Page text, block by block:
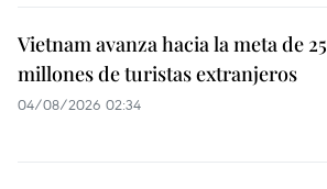
Vietnam avanza hacia la meta de 25
millones de turistas extranjeros
04/08/2026 02:34